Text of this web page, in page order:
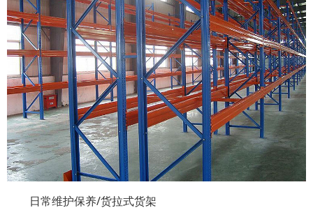
日常维护保养/货拉式货架